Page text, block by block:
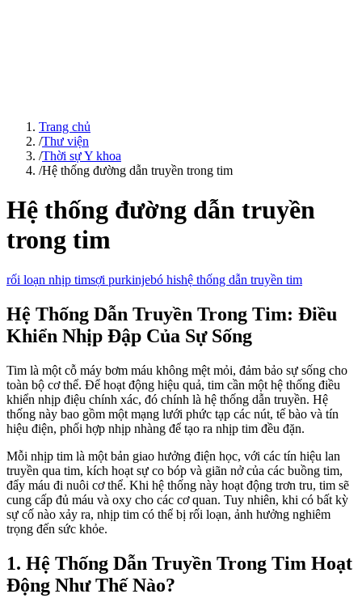
Trang chủ
/Thư viện
/Thời sự Y khoa
/Hệ thống đường dẫn truyền trong tim
Hệ thống đường dẫn truyền
trong tim
rối loạn nhịp timsợi purkinjebó hishệ thống dẫn truyền tim
Hệ Thống Dẫn Truyền Trong Tim: Điều
Khiển Nhịp Đập Của Sự Sống
Tim là một cỗ máy bơm máu không mệt mỏi, đảm bảo sự sống cho
toàn bộ cơ thể. Để hoạt động hiệu quả, tim cần một hệ thống điều
khiển nhịp điệu chính xác, đó chính là hệ thống dẫn truyền. Hệ
thống này bao gồm một mạng lưới phức tạp các nút, tế bào và tín
hiệu điện, phối hợp nhịp nhàng để tạo ra nhịp tim đều đặn.
Mỗi nhịp tim là một bản giao hưởng điện học, với các tín hiệu lan
truyền qua tim, kích hoạt sự co bóp và giãn nở của các buồng tim,
đẩy máu đi nuôi cơ thể. Khi hệ thống này hoạt động trơn tru, tim sẽ
cung cấp đủ máu và oxy cho các cơ quan. Tuy nhiên, khi có bất kỳ
sự cố nào xảy ra, nhịp tim có thể bị rối loạn, ảnh hưởng nghiêm
trọng đến sức khỏe.
1. Hệ Thống Dẫn Truyền Trong Tim Hoạt
Động Như Thế Nào?